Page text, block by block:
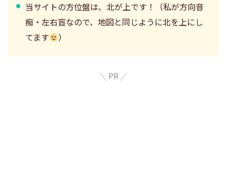
当サイトの方位盤は、北が上です！（私が方向音
痴・左右盲なので、地図と同じように北を上にし
てます
）
PR